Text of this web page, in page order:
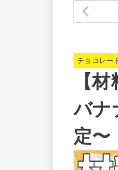
チョコレー
【
バナ
定〜